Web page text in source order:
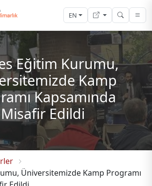
EN
Eğitim Kurumu,
Kamp
Kapsamında
Misafir Edildi
Üniversitemizde Kamp Programı